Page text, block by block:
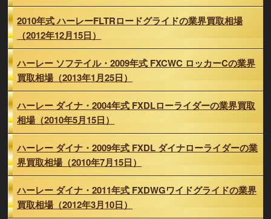
2010年式 ハーレーFLTRロードグライドの業界買取相場
（2012年12月15日）
ハーレー ソフテイル・2009年式 FXCWC ロッカーCの業界
買取相場（2013年1月25日）
ハーレー ダイナ・2004年式 FXDLローライダーの業界買取
相場（2010年5月15日）
ハーレー ダイナ・2009年式 FXDL ダイナローライダーの業
界買取相場（2010年7月15日）
ハーレー ダイナ・2011年式 FXDWGワイドグライドの業界
買取相場（2012年3月10日）